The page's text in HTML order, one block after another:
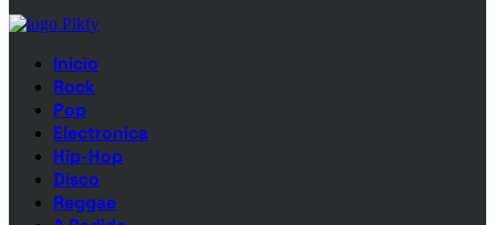
Inicio
Rock
Pop
Electronica
Hip-Hop
Disco
Reggae